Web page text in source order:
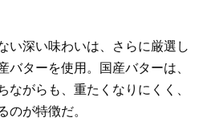
い深い味わいは、さらに厳選し
バターを使用。国産バターは、
ながらも、重たくなりにくく、
のが特徴だ。